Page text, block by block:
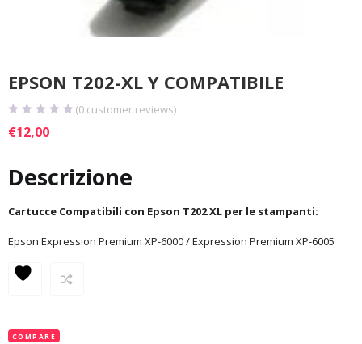
EPSON T202-XL Y COMPATIBILE
(0 customer reviews)
€12,00
Descrizione
Cartucce Compatibili con Epson T202 XL per le stampanti:
Epson Expression Premium XP-6000 / Expression Premium XP-6005
COMPARE